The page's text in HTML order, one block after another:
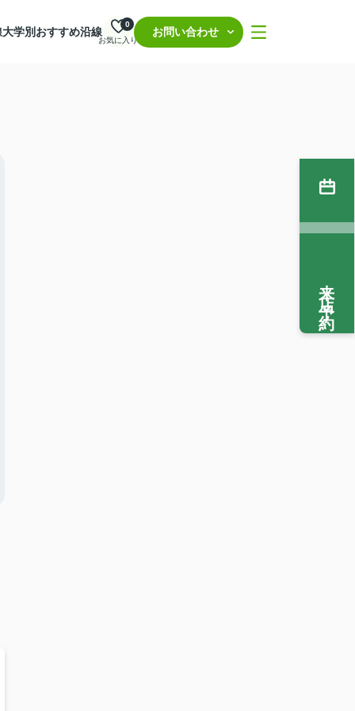
大学別おすすめ沿線
お気に入り
0
お問い合わせ
来店予約